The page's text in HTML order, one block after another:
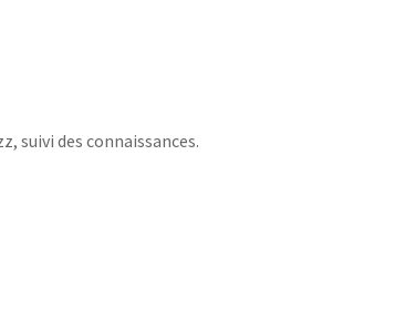
suivi des connaissances.